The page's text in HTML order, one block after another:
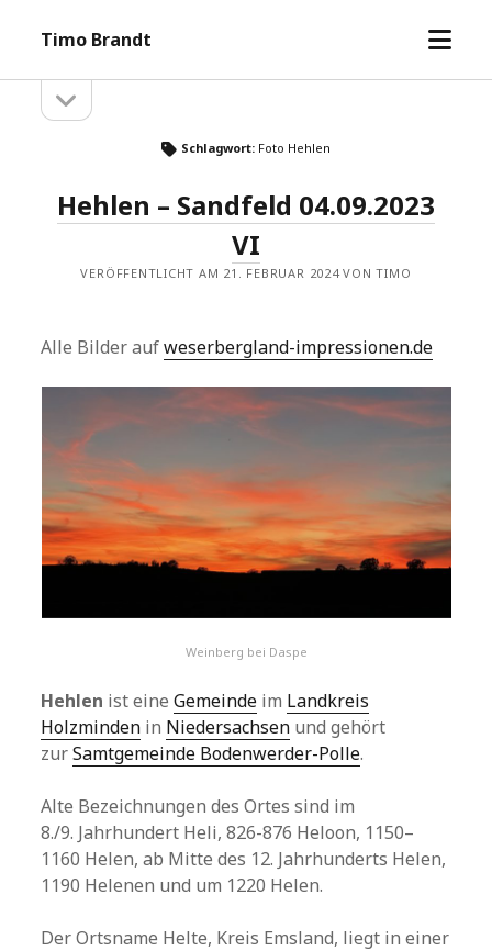
Timo Brandt
Menü
Seitenleiste
öffnen
Schlagwort: Foto Hehlen
Hehlen – Sandfeld 04.09.2023
VI
VERÖFFENTLICHT AM 21. FEBRUAR 2024 VON TIMO
Alle Bilder aufweserbergland-impressionen.de
Weinberg bei Daspe
Hehlen ist eineGemeinde im Landkreis
Holzminden in Niedersachsen und gehört
zurSamtgemeinde Bodenwerder-Polle.
Alte Bezeichnungen des Ortes sind im
8./9. Jahrhundert Heli, 826-876 Heloon, 1150–
1160 Helen, ab Mitte des 12. Jahrhunderts Helen,
1190 Helenen und um 1220 Helen.
Der Ortsname Helte, Kreis Emsland, liegt in einer